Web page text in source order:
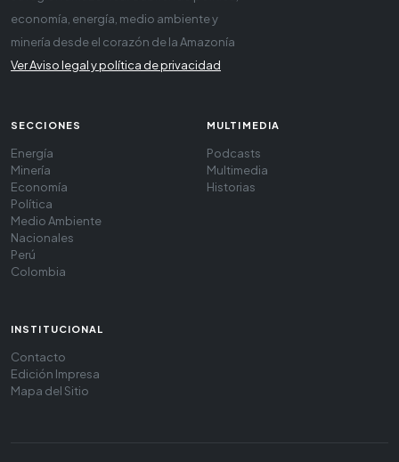
economía, energía, medio ambiente y
minería desde el corazón de la Amazonía
Ver Aviso legal y política de privacidad
SECCIONES
Energía
Minería
Economía
Política
Medio Ambiente
Nacionales
Perú
Colombia
MULTIMEDIA
Podcasts
Multimedia
Historias
INSTITUCIONAL
Contacto
Edición Impresa
Mapa del Sitio